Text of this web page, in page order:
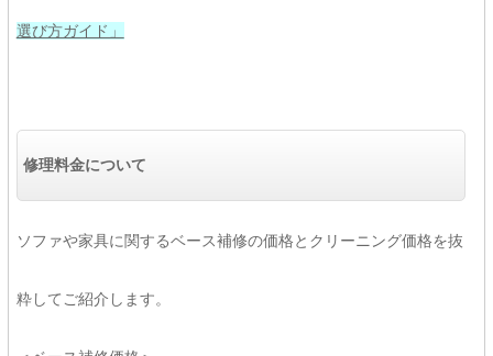
選び方ガイド」
修理料金について
ソファや家具に関するベース補修の価格とクリーニング価格を抜
粋してご紹介します。